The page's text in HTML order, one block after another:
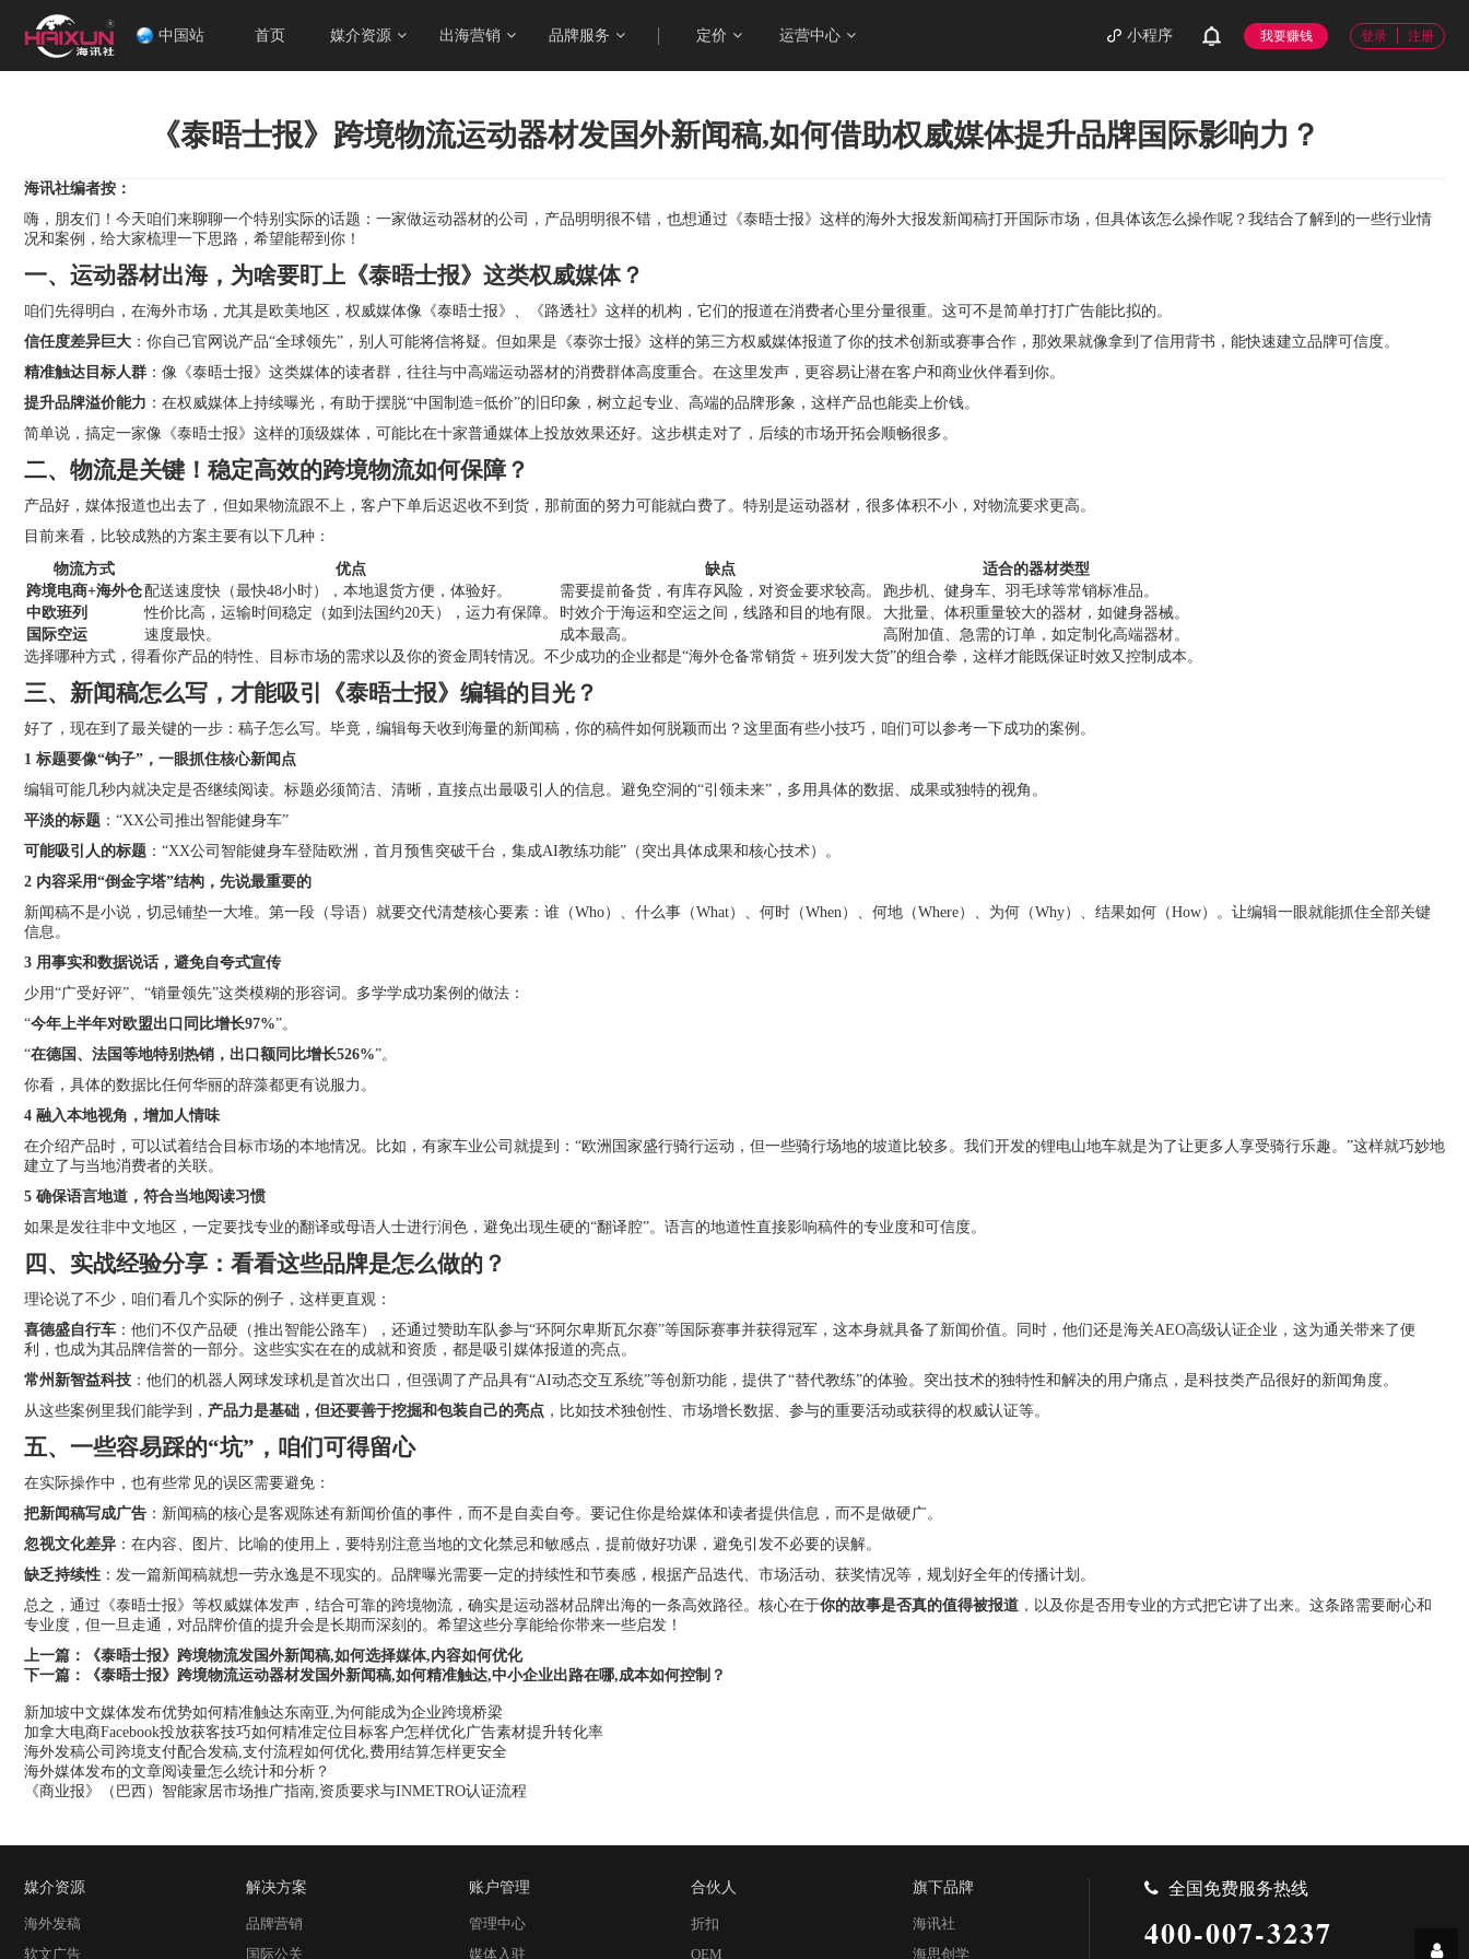
中国站 首页 媒介资源 出海营销 品牌服务 定价 运营中心 小程序 我要赚钱 登录 注册
《泰晤士报》跨境物流运动器材发国外新闻稿,如何借助权威媒体提升品牌国际影响力？
海讯社编者按：
嗨，朋友们！今天咱们来聊聊一个特别实际的话题：一家做运动器材的公司，产品明明很不错，也想通过《泰晤士报》这样的海外大报发新闻稿打开国际市场，但具体该怎么操作呢？我结合了解到的一些行业情
况和案例，给大家梳理一下思路，希望能帮到你！
一、运动器材出海，为啥要盯上《泰晤士报》这类权威媒体？
咱们先得明白，在海外市场，尤其是欧美地区，权威媒体像《泰晤士报》、《路透社》这样的机构，它们的报道在消费者心里分量很重。这可不是简单打打广告能比拟的。
信任度差异巨大 ：你自己官网说产品“全球领先”，别人可能将信将疑。但如果是《泰弥士报》这样的第三方权威媒体报道了你的技术创新或赛事合作，那效果就像拿到了信用背书，能快速建立品牌可信度。
精准触达目标人群 ：像《泰晤士报》这类媒体的读者群，往往与中高端运动器材的消费群体高度重合。在这里发声，更容易让潜在客户和商业伙伴看到你。
提升品牌溢价能力 ：在权威媒体上持续曝光，有助于摆脱“中国制造=低价”的旧印象，树立起专业、高端的品牌形象，这样产品也能卖上价钱。
简单说，搞定一家像《泰晤士报》这样的顶级媒体，可能比在十家普通媒体上投放效果还好。这步棋走对了，后续的市场开拓会顺畅很多。
二、物流是关键！稳定高效的跨境物流如何保障？
产品好，媒体报道也出去了，但如果物流跟不上，客户下单后迟迟收不到货，那前面的努力可能就白费了。特别是运动器材，很多体积不小，对物流要求更高。
目前来看，比较成熟的方案主要有以下几种：
物流方式
优点 缺点
适合的器材类型
跨境电商+海外仓 配送速度快（最快48小时），本地退货方便，体验好。 需要提前备货，有库存风险，对资金要求较高。
跑步机、健身车、羽毛球等常销标准品。
中欧班列
性价比高，运输时间稳定（如到法国约20天），运力有保障。 时效介于海运和空运之间，线路和目的地有限。
大批量、体积重量较大的器材，如健身器械。
国际空运
速度最快。 成本最高。
高附加值、急需的订单，如定制化高端器材。
选择哪种方式，得看你产品的特性、目标市场的需求以及你的资金周转情况。不少成功的企业都是“海外仓备常销货 + 班列发大货”的组合拳，这样才能既保证时效又控制成本。
三、新闻稿怎么写，才能吸引《泰晤士报》编辑的目光？
好了，现在到了最关键的一步：稿子怎么写。毕竟，编辑每天收到海量的新闻稿，你的稿件如何脱颖而出？这里面有些小技巧，咱们可以参考一下成功的案例。
1 标题要像“钩子”，一眼抓住核心新闻点
编辑可能几秒内就决定是否继续阅读。标题必须简洁、清晰，直接点出最吸引人的信息。避免空洞的“引领未来”，多用具体的数据、成果或独特的视角。
平淡的标题 ：“XX公司推出智能健身车”
可能吸引人的标题 ：“XX公司智能健身车登陆欧洲，首月预售突破千台，集成AI教练功能”（突出具体成果和核心技术）。
2 内容采用“倒金字塔”结构，先说最重要的
新闻稿不是小说，切忌铺垫一大堆。第一段（导语）就要交代清楚核心要素：谁（Who）、什么事（What）、何时（When）、何地（Where）、为何（Why）、结果如何（How）。让编辑一眼就能抓住全部关键
信息。
3 用事实和数据说话，避免自夸式宣传
少用“广受好评”、“销量领先”这类模糊的形容词。多学学成功案例的做法：
“今年上半年对欧盟出口同比增长97%”。
“在德国、法国等地特别热销，出口额同比增长526%”。
你看，具体的数据比任何华丽的辞藻都更有说服力。
4 融入本地视角，增加人情味
在介绍产品时，可以试着结合目标市场的本地情况。比如，有家车业公司就提到：“欧洲国家盛行骑行运动，但一些骑行场地的坡道比较多。我们开发的锂电山地车就是为了让更多人享受骑行乐趣。”这样就巧妙地
建立了与当地消费者的关联。
5 确保语言地道，符合当地阅读习惯
如果是发往非中文地区，一定要找专业的翻译或母语人士进行润色，避免出现生硬的“翻译腔”。语言的地道性直接影响稿件的专业度和可信度。
四、实战经验分享：看看这些品牌是怎么做的？
理论说了不少，咱们看几个实际的例子，这样更直观：
喜德盛自行车 ：他们不仅产品硬（推出智能公路车），还通过赞助车队参与“环阿尔卑斯瓦尔赛”等国际赛事并获得冠军，这本身就具备了新闻价值。同时，他们还是海关AEO高级认证企业，这为通关带来了便
利，也成为其品牌信誉的一部分。这些实实在在的成就和资质，都是吸引媒体报道的亮点。
常州新智益科技 ：他们的机器人网球发球机是首次出口，但强调了产品具有“AI动态交互系统”等创新功能，提供了“替代教练”的体验。突出技术的独特性和解决的用户痛点，是科技类产品很好的新闻角度。
从这些案例里我们能学到， 产品力是基础，但还要善于挖掘和包装自己的亮点 ，比如技术独创性、市场增长数据、参与的重要活动或获得的权威认证等。
五、一些容易踩的“坑”，咱们可得留心
在实际操作中，也有些常见的误区需要避免：
把新闻稿写成广告 ：新闻稿的核心是客观陈述有新闻价值的事件，而不是自卖自夸。要记住你是给媒体和读者提供信息，而不是做硬广。
忽视文化差异 ：在内容、图片、比喻的使用上，要特别注意当地的文化禁忌和敏感点，提前做好功课，避免引发不必要的误解。
缺乏持续性 ：发一篇新闻稿就想一劳永逸是不现实的。品牌曝光需要一定的持续性和节奏感，根据产品迭代、市场活动、获奖情况等，规划好全年的传播计划。
总之，通过《泰晤士报》等权威媒体发声，结合可靠的跨境物流，确实是运动器材品牌出海的一条高效路径。核心在于你的故事是否真的值得被报道 ，以及你是否用专业的方式把它讲了出来。这条路需要耐心和
专业度，但一旦走通，对品牌价值的提升会是长期而深刻的。希望这些分享能给你带来一些启发！
上一篇：
《泰晤士报》跨境物流发国外新闻稿,如何选择媒体,内容如何优化
下一篇：
《泰晤士报》跨境物流运动器材发国外新闻稿,如何精准触达,中小企业出路在哪,成本如何控制？
新加坡中文媒体发布优势如何精准触达东南亚,为何能成为企业跨境桥梁
加拿大电商Facebook投放获客技巧如何精准定位目标客户怎样优化广告素材提升转化率
海外发稿公司跨境支付配合发稿,支付流程如何优化,费用结算怎样更安全
海外媒体发布的文章阅读量怎么统计和分析？
《商业报》（巴西）智能家居市场推广指南,资质要求与INMETRO认证流程
媒介资源
海外发稿
软文广告
解决方案
品牌营销
国际公关
账户管理
管理中心
媒体入驻
合伙人
折扣
OEM
旗下品牌
海讯社
海思创学
全国免费服务热线
400-007-3237